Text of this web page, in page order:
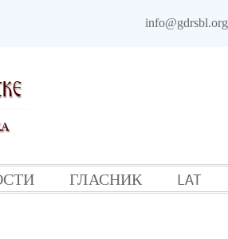
info@gdrsbl.org
ГЛАСНИК LAT